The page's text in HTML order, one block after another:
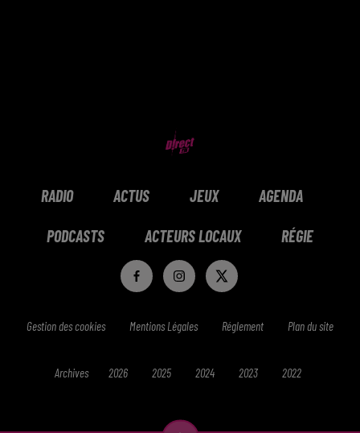
RADIO ACTUS JEUX AGENDA
PODCASTS ACTEURS LOCAUX RÉGIE
Gestion des cookies Mentions Légales Réglement Plan du site
Archives 2026 2025 2024 2023 2022